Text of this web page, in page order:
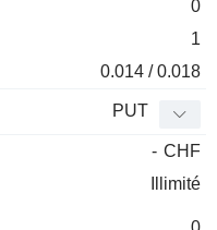
0
1
0.014 / 0.018
PUT
- CHF
Illimité